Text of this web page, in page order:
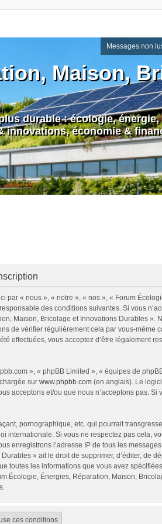
Messages non
Maison,
durable : écologie,
innovations, économie &
« nous », « notre », « nos », « Forum
des conditions suivantes. Si vous
Maison, Bricolage et Innovations Durables ».
de vérifier régulièrement cela par vous-même
effectuées, vous acceptez d’être légalement
», « phpBB Limited », « équipes de
sur www.phpbb.com (en anglais). Le
acceptons et/ou que nous n’acceptons pas. Si
pornographique, etc. qui pourrait
internationale. Si vous ne respectez pas cela,
enregistrons l’adresse IP de tous les
» ait le droit de supprimer, d’éditer, de
toutes les informations que vous avez
Écologie, Énergies, Réparation, Maison,